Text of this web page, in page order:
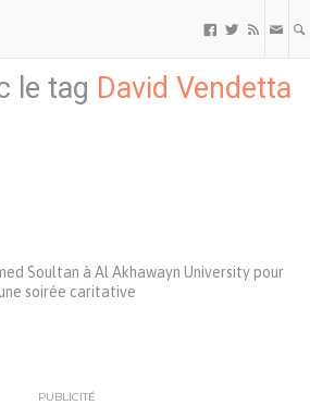
  
le tag David Vendetta
Soultan à Al Akhawayn University pour
soirée caritative
PUBLICITÉ